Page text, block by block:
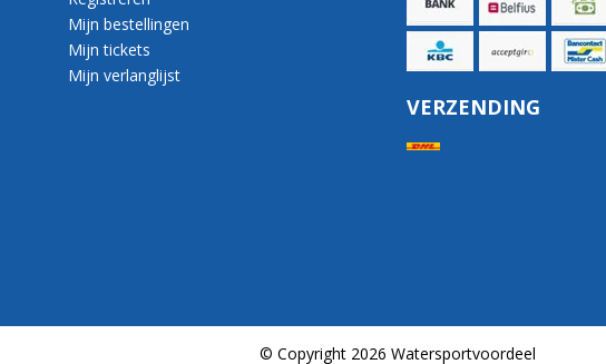
Mijn bestellingen
Mijn tickets
Mijn verlanglijst
VERZENDING
© Copyright 2026 Watersportvoordeel